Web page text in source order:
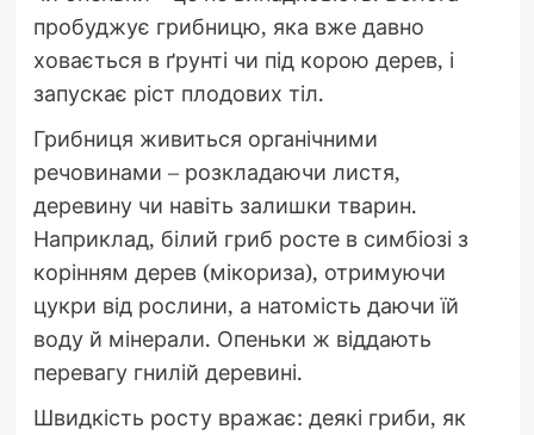
пробуджує грибницю, яка вже давно
ховається в ґрунті чи під корою дерев, і
запускає ріст плодових тіл.
Грибниця живиться органічними
речовинами – розкладаючи листя,
деревину чи навіть залишки тварин.
Наприклад, білий гриб росте в симбіозі з
корінням дерев (мікориза), отримуючи
цукри від рослини, а натомість даючи їй
воду й мінерали. Опеньки ж віддають
перевагу гнилій деревині.
Швидкість росту вражає: деякі гриби, як